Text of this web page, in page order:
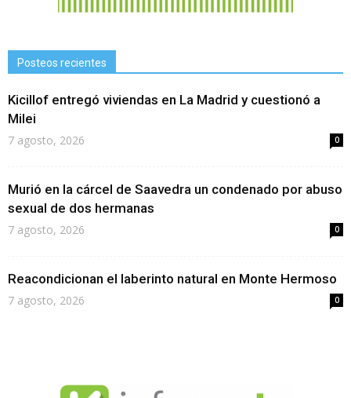
Posteos recientes
Kicillof entregó viviendas en La Madrid y cuestionó a
Milei
7 agosto, 2026 0
Murió en la cárcel de Saavedra un condenado por abuso
sexual de dos hermanas
7 agosto, 2026 0
Reacondicionan el laberinto natural en Monte Hermoso
7 agosto, 2026 0